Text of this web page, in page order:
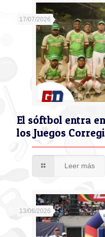
17/07/2026
El sóftbol entra
los Juegos
Leer más
13/06/2026